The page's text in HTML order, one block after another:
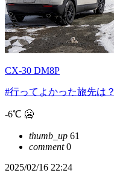
CX-30 DM8P
#行ってよかった旅先は？
-6℃ 🥶
thumb_up 61
comment0
2025/02/16 22:24